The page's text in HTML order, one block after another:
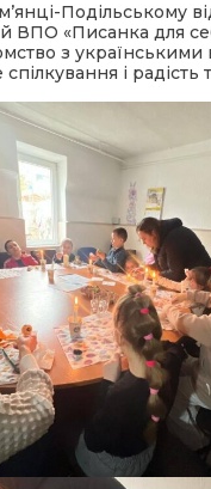
Подільському
ВПО «Писанка для
з українськими
і радість